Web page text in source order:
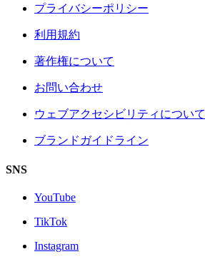
プライバシーポリシー
利用規約
著作権について
お問い合わせ
ウェブアクセシビリティについて
ブランドガイドライン
SNS
YouTube
TikTok
Instagram